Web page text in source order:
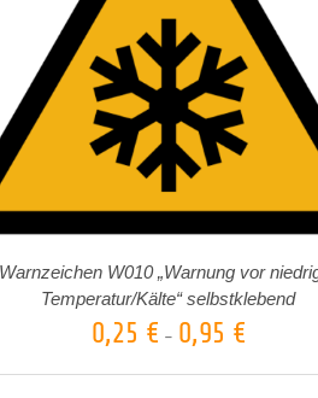
Warnzeichen W010 „Warnung vor
Temperatur/Kälte“ selbstklebend
0,25 € – 0,95 €
AUSFÜHRUNG WÄHLEN